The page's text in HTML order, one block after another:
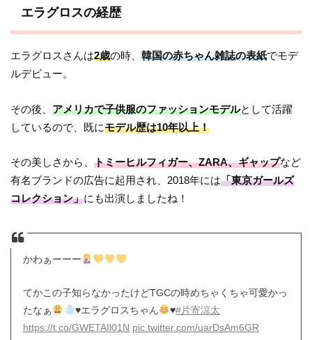
エラグロスの経歴
エラグロスさんは2歳の時、韓国の赤ちゃん雑誌の表紙でモデ
ルデビュー。
その後、アメリカで子供服のファッションモデルとして活躍
しているので、既にモデル歴は10年以上！
その美しさから、トミーヒルフィガー、ZARA、ギャップなど
有名ブランドの広告に起用され、2018年には「東京ガールズ
コレクション」にも出演しましたね！
かわぁーーー
てかこの子知らなかったけどTGCの時めちゃくちゃ可愛かっ
たなぁ
♥️エラグロスちゃん ♥️#片寄涼太
https://t.co/GWETAIl01N pic.twitter.com/uarDsAm6GR